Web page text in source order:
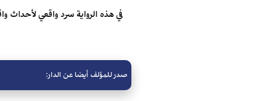
في هذه الرواية سرد واقعي لأحداث
صدر للمؤلف أيضا عن الدار: